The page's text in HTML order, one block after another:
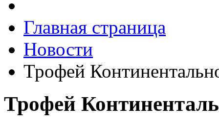
Главная страница
Новости
Трофей
Трофей